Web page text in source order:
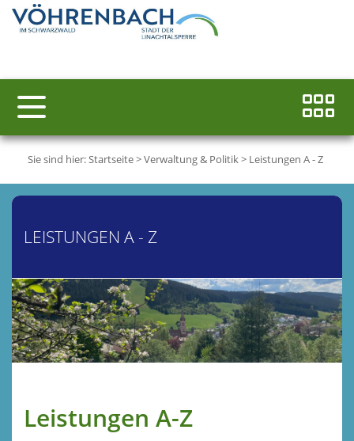
Sie sind hier:Startseite>Verwaltung & Politik> Leistungen A - Z
LEISTUNGEN A - Z
Leistungen A-Z